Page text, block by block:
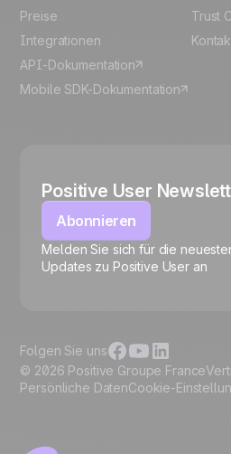
🍪
Preise
Integrationen
API-Dokumentation
Mobile SDK-Dokumentation
Trust
Positive User
Abonnieren
Melden Sie sich für die
Updates zu Positive User an
© 2026 Positive Groupe France
Persönliche DatenCookie-
Folgen Sie uns